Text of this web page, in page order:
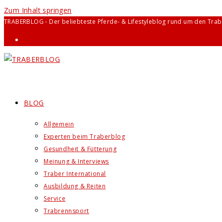
Zum Inhalt springen
TRABERBLOG - Der beliebteste Pferde- & Lifestyleblog rund um den
BLOG
Allgemein
Experten beim Traberblog
Gesundheit & Fütterung
Meinung & Interviews
Traber International
Ausbildung & Reiten
Service
Trabrennsport